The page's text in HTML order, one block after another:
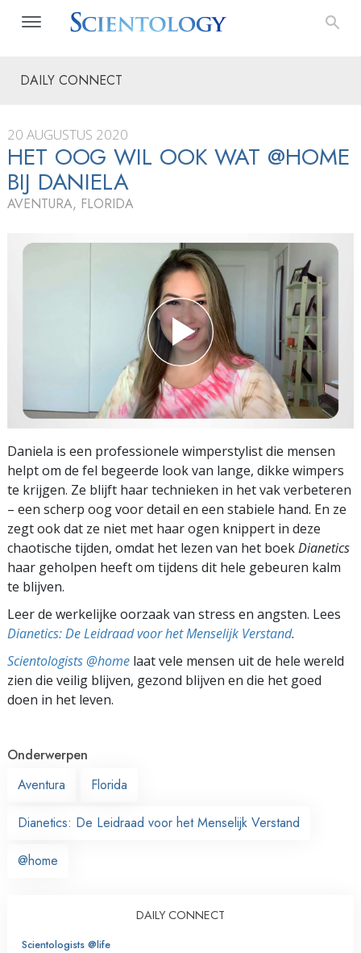
DAILY CONNECT
20 AUGUSTUS 2020
HET OOG WIL OOK WAT @HOME
BIJ DANIELA
AVENTURA, FLORIDA
Daniela is een professionele wimperstylist die mensen
helpt om de fel begeerde look van lange, dikke wimpers
te krijgen. Ze blijft haar technieken in het vak verbeteren
– een scherp oog voor detail en een stabiele hand. En ze
zegt ook dat ze niet met haar ogen knippert in deze
chaotische tijden, omdat het lezen van het boekDianetics
haar geholpen heeft om tijdens dit hele gebeuren kalm
te blijven.
Leer de werkelijke oorzaak van stress en angsten. Lees
Dianetics: De Leidraad voor het Menselijk Verstand.
Scientologists @home laat vele mensen uit de hele wereld
zien die veilig blijven, gezond blijven en die het goed
doen in het leven.
Onderwerpen
Aventura
Florida
Dianetics: De Leidraad voor het Menselijk Verstand
@home
DAILY CONNECT
Scientologists @life